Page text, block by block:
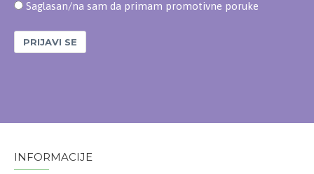
Saglasan/na sam da primam promotivne poruke
PRIJAVI SE
INFORMACIJE